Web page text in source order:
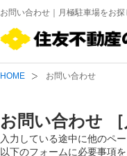
お問い合わせ｜月極駐車場をお
HOME お問い合わせ
お問い合わせ ［
入力している途中に他のペ
以下のフォームに必要事項